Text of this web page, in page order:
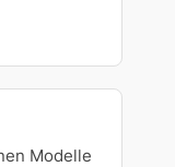
Modelle